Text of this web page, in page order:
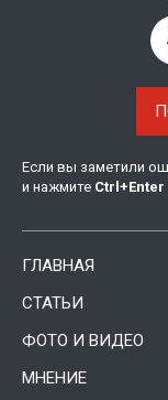
Если вы заметили
и нажмите Ctrl +Enter
ГЛАВНАЯ
СТАТЬИ
ФОТО И ВИДЕО
МНЕНИЕ